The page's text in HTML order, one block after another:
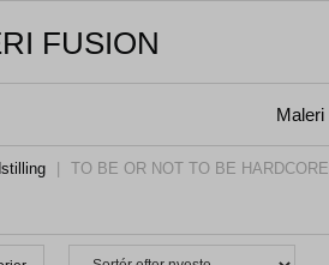
FUSION
Maleri
TO BE OR NOT TO BE HARDCORE